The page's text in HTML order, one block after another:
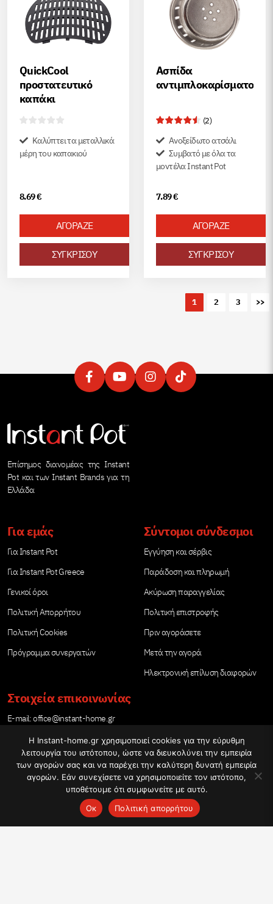
QuickCool
пροστατευτικό
καπάκι
Καλύπτει τα μεταλλικά
μέρη του καπακιού
8.69€
ΑΓΟΡΑΖΕ
ΣΥΓΚΡΙΣΟΥ
Ασπίδα
αντιμπλοκαρίσματος
(2)
Ανοξείδωτο ατσάλι
Συμβατό με όλα τα
μοντέλα Instant Pot
7.89€
ΑΓΟΡΑΖΕ
ΣΥΓΚΡΙΣΟΥ
1 2 3 >>
Επίσημος διανομέας της Instant
Pot και των Instant Brands για τη
Ελλάδα
Για εμάς
Για Instant Pot
Για Instant Pot Greece
Γενικοί όροι
Πολιτική Απορρήτου
Πολιτική Cookies
Πρόγραμμα συνεργατών
Σύντομοι σύνδεσμοι
Εγγύηση και σέρβις
Παράδοση και πληρωμή
Ακύρωση παραγγελίας
Πολιτική επιστροφής
Πριν αγοράσετε
Μετά την αγορά
Ηλεκτρονική επίλυση διαφορών
Στοιχεία επικοινωνίας
Е-mail:office@instant-home.gr
Τηλέφωνο: 21 12345004
Ωράριο εργασίας
Η Instant-home.gr χρησιμοποιεί cookies για την εύρυθμη
λειτουργία του ιστότοπου, ώστε να διευκολύνει την εμπειρία
των αγορών σας και να παρέχει την καλύτερη δυνατή εμπειρία
αγορών. Εάν συνεχίσετε να χρησιμοποιείτε τον ιστότοπο,
υποθέτουμε ότι συμφωνείτε με αυτό.
Ок
Πολιτική απορρήτου